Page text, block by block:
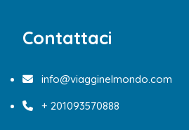
Contattaci
info@viagginelmondo.com
+ 201093570888